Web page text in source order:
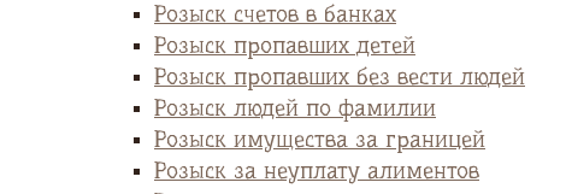
Розыск счетов в банках
Розыск пропавших детей
Розыск пропавших без вести людей
Розыск людей по фамилии
Розыск имущества за границей
Розыск за неуплату алиментов